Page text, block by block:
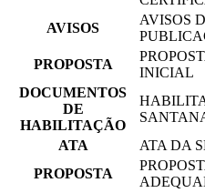
AVISOS
AVISOS
PROPOSTA
INICIAL
DOCUMENTOS
DE
HABILITAÇÃO
ATA ATA DA
PROPOSTA